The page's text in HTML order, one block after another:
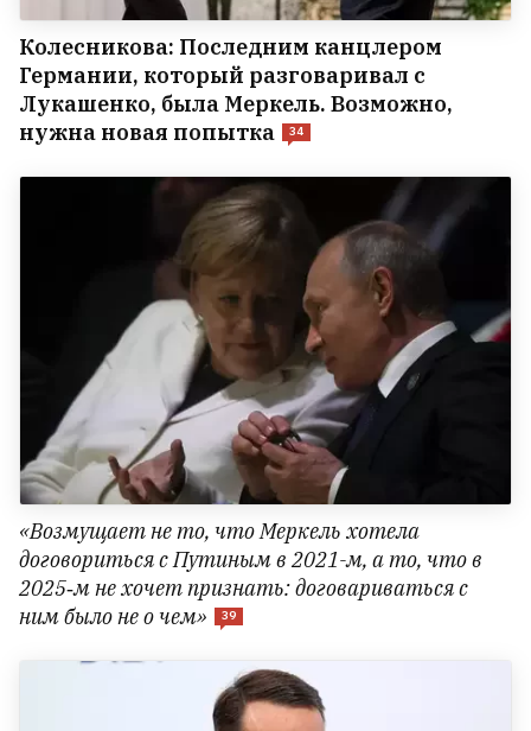
Колесникова: Последним канцлером
Германии, который разговаривал с
Лукашенко, была Меркель. Возможно,
нужна новая попытка
34
«Возмущает не то, что Меркель хотела
договориться с Путиным в 2021-м, а то, что в
2025‑м не хочет признать: договариваться с
ним было не о чем»
39